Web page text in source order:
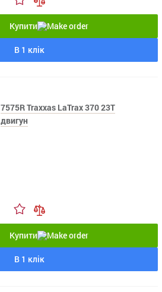
Купити
В 1 клік
7575R Traxxas LaTrax 370 23T
двигун
Купити
В 1 клік